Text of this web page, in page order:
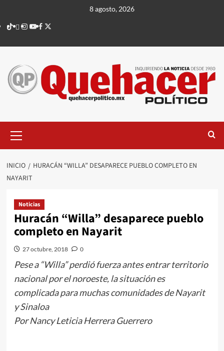
contenido
8 agosto, 2026
TikTok
threads
Instagram
Youtube
Facebook
X
principal
INICIO
HURACÁN “WILLA” DESAPARECE PUEBLO COMPLETO EN
NAYARIT
Noticias
Huracán “Willa” desaparece pueblo
completo en Nayarit
27 octubre, 2018 0
Pese a “Willa” perdió fuerza antes entrar territorio
nacional por el noroeste, la situación es
complicada para muchas comunidades de Nayarit
y Sinaloa
Por Nancy Leticia Herrera Guerrero